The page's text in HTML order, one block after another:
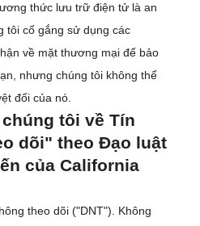
thức lưu trữ điện tử là an
tôi cố gắng sử dụng các
về mặt thương mại để bảo
nhưng chúng tôi không thể
đối của nó.
tôi về Tín
dõi" theo Đạo luật
của California
theo dõi ("DNT"). Không